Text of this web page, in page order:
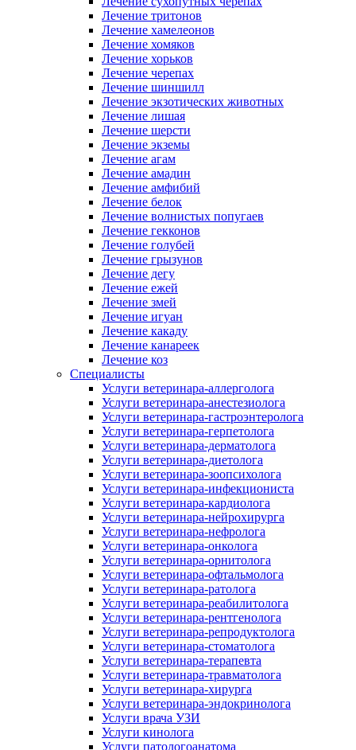
Лечение тритонов
Лечение хамелеонов
Лечение хомяков
Лечение хорьков
Лечение черепах
Лечение шиншилл
Лечение экзотических животных
Лечение лишая
Лечение шерсти
Лечение экземы
Лечение агам
Лечение амадин
Лечение амфибий
Лечение белок
Лечение волнистых попугаев
Лечение гекконов
Лечение голубей
Лечение грызунов
Лечение дегу
Лечение ежей
Лечение змей
Лечение игуан
Лечение какаду
Лечение канареек
Лечение коз
Специалисты
Услуги ветеринара-аллерголога
Услуги ветеринара-анестезиолога
Услуги ветеринара-гастроэнтеролога
Услуги ветеринара-герпетолога
Услуги ветеринара-дерматолога
Услуги ветеринара-диетолога
Услуги ветеринара-зоопсихолога
Услуги ветеринара-инфекциониста
Услуги ветеринара-кардиолога
Услуги ветеринара-нейрохирурга
Услуги ветеринара-нефролога
Услуги ветеринара-онколога
Услуги ветеринара-орнитолога
Услуги ветеринара-офтальмолога
Услуги ветеринара-ратолога
Услуги ветеринара-реабилитолога
Услуги ветеринара-рентгенолога
Услуги ветеринара-репродуктолога
Услуги ветеринара-стоматолога
Услуги ветеринара-терапевта
Услуги ветеринара-травматолога
Услуги ветеринара-хирурга
Услуги ветеринара-эндокринолога
Услуги врача УЗИ
Услуги кинолога
Услуги патологоанатома